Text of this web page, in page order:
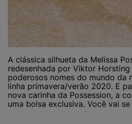
A clássica silhueta da Melissa
redesenhada por Viktor Horsting
poderosos nomes do mundo da
linha primavera/verão 2020. E
nova carinha da Possession, a
uma bolsa exclusiva. Você vai